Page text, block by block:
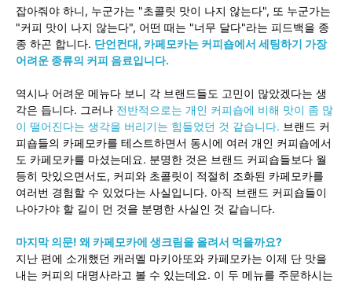
잡아줘야 하니, 누군가는 "초콜릿 맛이 나지 않는다", 또 누군가는
"커피 맛이 나지 않는다", 어떤 때는 "너무 달다"라는 피드백을 종
종 하곤 합니다. 단언컨대, 카페모카는 커피숍에서 세팅하기 가장
어려운 종류의 커피 음료입니다.
역시나 어려운 메뉴다 보니 각 브랜드들도 고민이 많았겠다는 생
각은 듭니다. 그러나 전반적으로는 개인 커피숍에 비해 맛이 좀 많
이 떨어진다는 생각을 버리기는 힘들었던 것 같습니다. 브랜드 커
피숍들의 카페모카를 테스트하면서 동시에 여러 개인 커피숍에서
도 카페모카를 마셨는데요. 분명한 것은 브랜드 커피숍들보다 월
등히 맛있으면서도, 커피와 초콜릿이 적절히 조화된 카페모카를
여러번 경험할 수 있었다는 사실입니다. 아직 브랜드 커피숍들이
나아가야 할 길이 먼 것을 분명한 사실인 것 같습니다.
마지막 의문! 왜 카페모카에 생크림을 올려서 먹을까요?
지난 편에 소개했던 캐러멜 마키아또와 카페모카는 이제 단 맛을
내는 커피의 대명사라고 볼 수 있는데요. 이 두 메뉴를 주문하시는